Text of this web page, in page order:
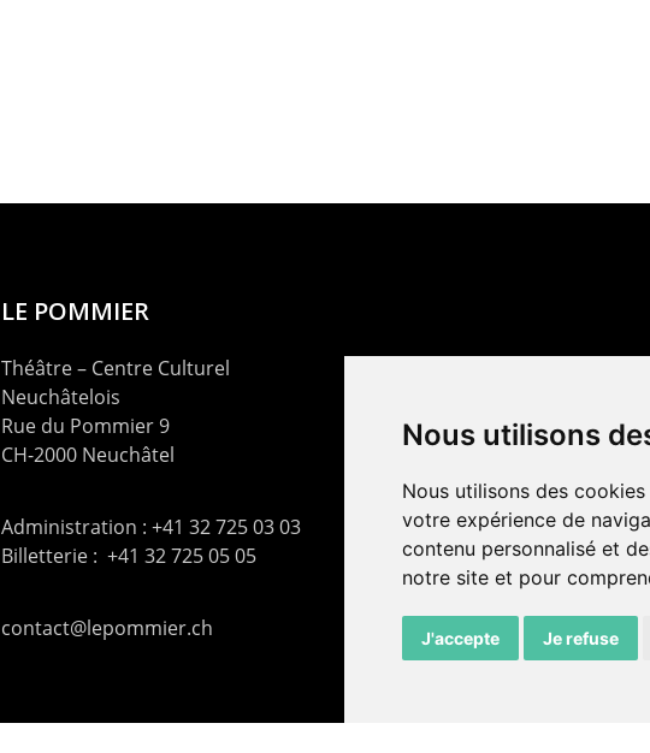
Nous utilisons
Nous utilisons des
votre expérience de
contenu personnalisé et
notre site et pour
J'accepte Je refuse
LE POMMIER
Théâtre – Centre Culturel
Neuchâtelois
Rue du Pommier 9
CH-2000 Neuchâtel
Administration : +41 32 725 03 03
Billetterie : +41 32 725 05 05
contact@lepommier.ch